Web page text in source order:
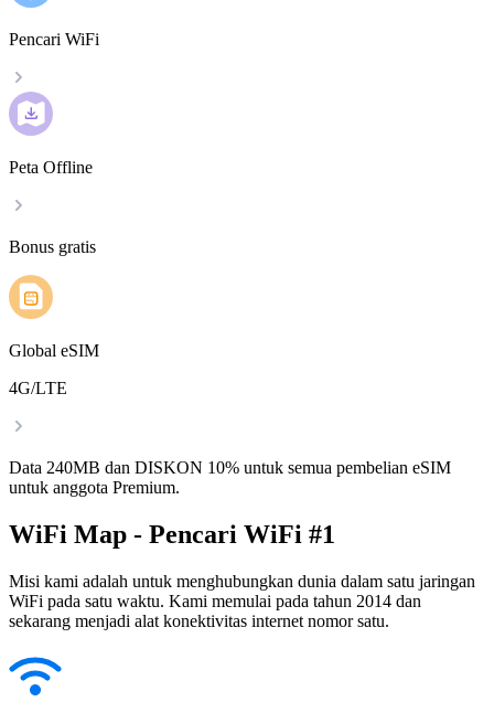
Pencari WiFi
Peta Offline
Bonus gratis
Global eSIM
4G/LTE
Data 240MB dan DISKON 10% untuk semua pembelian eSIM
untuk anggota Premium.
WiFi Map - Pencari WiFi #1
Misi kami adalah untuk menghubungkan dunia dalam satu jaringan
WiFi pada satu waktu. Kami memulai pada tahun 2014 dan
sekarang menjadi alat konektivitas internet nomor satu.